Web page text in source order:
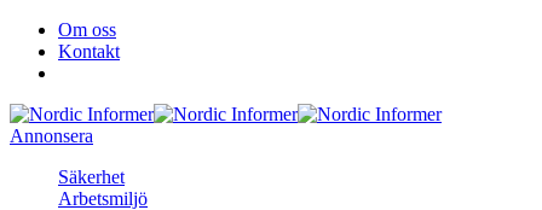
Om oss
Kontakt
Annonsera
Säkerhet
Arbetsmiljö